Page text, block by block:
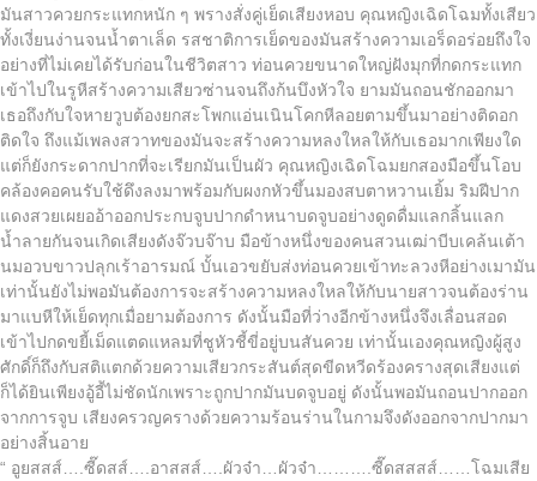
มันสาวควยกระแทกหนัก ๆ พรางสั่งคู่เย็ดเสียงหอบ คุณหญิงเฉิดโฉมทั้งเสียว
ทั้งเงี่ยนง่านจนน้ำตาเล็ด รสชาติการเย็ดของมันสร้างความเอร็ดอร่อยถึงใจ
อย่างที่ไม่เคยได้รับก่อนในชีวิตสาว ท่อนควยขนาดใหญ่ฝังมุกที่กดกระแทก
เข้าไปในรูหีสร้างความเสียวซ่านจนถึงก้นบึงหัวใจ ยามมันถอนชักออกมา
เธอถึงกับใจหายวูบต้องยกสะโพกแอ่นเนินโคกหีลอยตามขึ้นมาอย่างติดอก
ติดใจ ถึงแม้เพลงสวาทของมันจะสร้างความหลงใหลให้กับเธอมากเพียงใด
แต่ก็ยังกระดากปากที่จะเรียกมันเป็นผัว คุณหญิงเฉิดโฉมยกสองมือขึ้นโอบ
คล้องคอคนรับใช้ดึงลงมาพร้อมกับผงกหัวขึ้นมองสบตาหวานเยิ้ม ริมฝีปาก
แดงสวยเผยออ้าออกประกบจูบปากดำหนาบดจูบอย่างดูดดื่มแลกลิ้นแลก
น้ำลายกันจนเกิดเสียงดังจ๊วบจ๊าบ มือข้างหนึ่งของคนสวนเฒ่าบีบเคล้นเต้า
นมอวบขาวปลุกเร้าอารมณ์ บั้นเอวขยับส่งท่อนควยเข้าทะลวงหีอย่างเมามัน
เท่านั้นยังไม่พอมันต้องการจะสร้างความหลงใหลให้กับนายสาวจนต้องร่าน
มาแบหีให้เย็ดทุกเมื่อยามต้องการ ดังนั้นมือที่ว่างอีกข้างหนึ่งจึงเลื่อนสอด
เข้าไปกดขยี้เม็ดแตดแหลมที่ชูหัวชี้ขี่อยู่บนสันควย เท่านั้นเองคุณหญิงผู้สูง
ศักดิ์ก็ถึงกับสติแตกด้วยความเสียวกระสันต์สุดขีดหวีดร้องครางสุดเสียงแต่
ก็ได้ยินเพียงอู้อี้ไม่ชัดนักเพราะถูกปากมันบดจูบอยู่ ดังนั้นพอมันถอนปากออก
จากการจูบ เสียงครวญครางด้วยความร้อนร่านในกามจึงดังออกจากปากมา
อย่างสิ้นอาย
“ อูยสสส์….ซี๊ดสส์….อาสสส์….ผัวจ๋า…ผัวจ๋า……….ซี๊ดสสสส์……โฉมเสีย